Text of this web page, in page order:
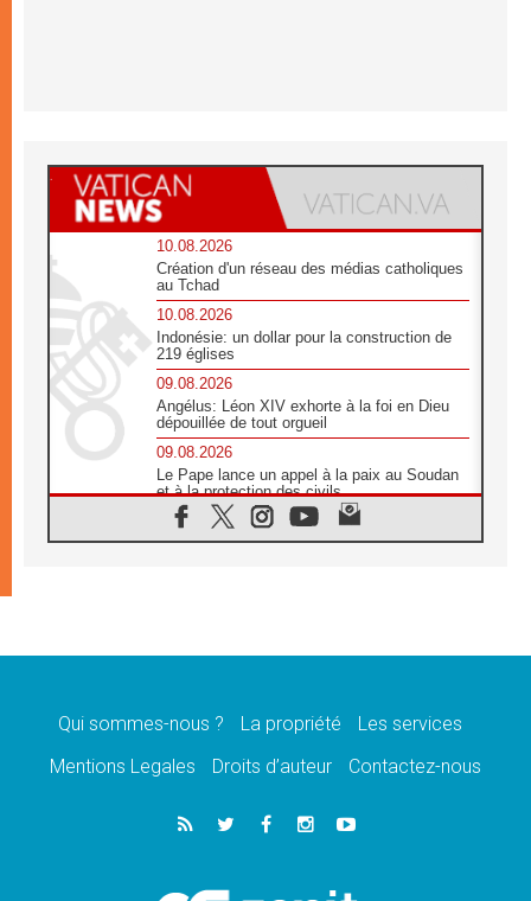
10.08.2026
Création d'un réseau des médias catholiques
au Tchad
10.08.2026
Indonésie: un dollar pour la construction de
219 églises
09.08.2026
Angélus: Léon XIV exhorte à la foi en Dieu
dépouillée de tout orgueil
09.08.2026
Le Pape lance un appel à la paix au Soudan
et à la protection des civils
09.08.2026
Déclaration d'Addis-Abeba du SCEAM sur
08.08.2026
08.08.2026
la victoire de l'amour sur la mort
«Relancer l'empathie», le projet Triennal d'art
des Universités catholiques
Signis 2026, donner la parole aux religieuses
Qui sommes-nous ? La propriété
Les services
Mentions Legales
Droits d’auteur Contactez-nous